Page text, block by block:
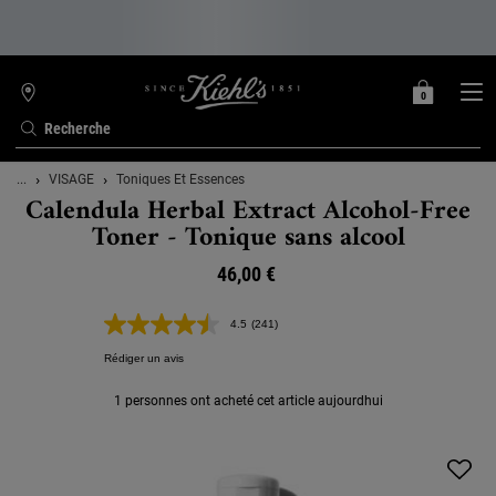
Recherche
TROUVER
UNE
BOUTIQUE
MON
0
0 PRODUIT
Contenu principal
... VISAGE Toniques Et Essences
Calendula Herbal Extract Alcohol-Free
Toner - Tonique sans alcool
46,00 €
4.5 Lire
sur
(241)
Rédiger un avis
1 personnes ont acheté cet article aujourdhui